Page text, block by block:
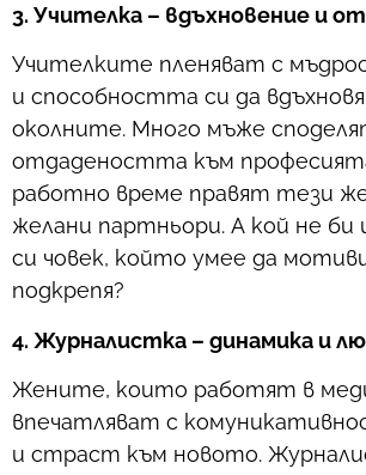
3. Учителка – вдъхновение и
Учителките пленяват с
и способността си да
околните. Много мъже
отдадеността към
работно време правят тези
желани партньори. А кой не би
си човек, който умее да
подкрепя?
4. Журналистка – динамика и
Жените, които работят в
впечатляват с
и страст към новото.